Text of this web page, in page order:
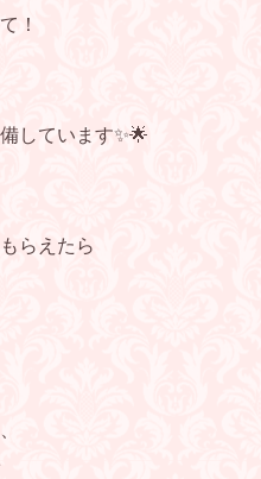
！
しています✨🌟
らえたら